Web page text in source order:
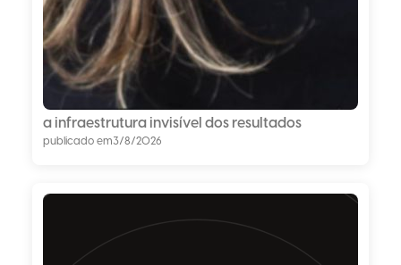
a infraestrutura invisível dos resultados
publicado em3/8/2026